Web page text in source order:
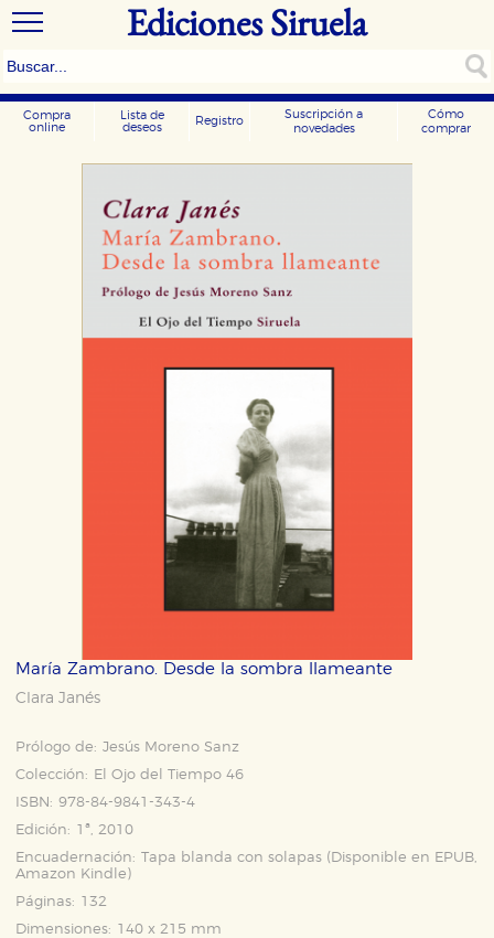
Ediciones Siruela
Compra
online
Lista de
deseos
Registro
Suscripción a
novedades
Cómo
comprar
María Zambrano. Desde la sombra llameante
Clara Janés
Prólogo de: Jesús Moreno Sanz
Colección:
El Ojo del Tiempo 46
ISBN: 978-84-9841-343-4
Edición: 1ª, 2010
Encuadernación: Tapa blanda con solapas (Disponible en EPUB,
Amazon Kindle )
Páginas: 132
Dimensiones: 140 x 215 mm